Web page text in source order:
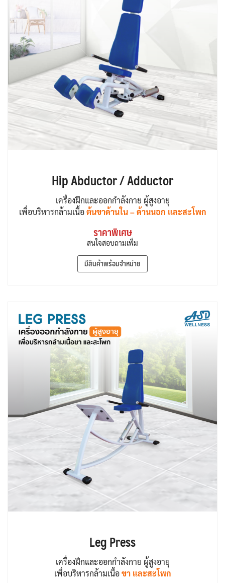
Hip Abductor / Adductor
เครื่องฝึกและออกกำลังกาย ผู้สูงอายุ
เพื่อบริหารกล้ามเนื้อต้นขาด้านใน – ด้านนอก และสะโพก
ราคาพิเศษ
สนใจสอบถามเพิ่ม
มีสินค้าพร้อมจำหน่าย
Leg Press
เครื่องฝึกและออกกำลังกาย ผู้สูงอายุ
เพื่อบริหารกล้ามเนื้อ ขา และสะโพก